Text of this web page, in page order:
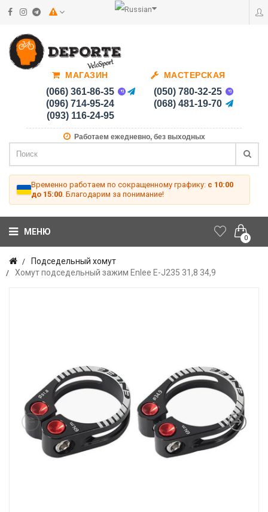
МАГАЗИН
(066) 361-86-35
(096) 714-95-24
(093) 116-24-95
МАСТЕРСКАЯ
(050) 780-32-25
(068) 481-19-70
Работаем ежедневно, без выходных
Временно работаем по сокращенному графику: с 10:00
до 15:00 . Благодарим за понимание!
0
МЕНЮ
Подседельный хомут
Хомут подседельный зажим Enlee E-J235 31,8 34,9